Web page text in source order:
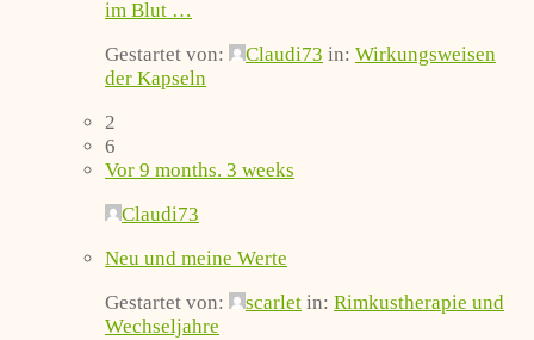
im Blut …
Gestartet von:
Claudi73 in: Wirkungsweisen
der Kapseln
2
6
Vor 9 months. 3 weeks
Claudi73
Neu und meine Werte
Gestartet von:
scarlet in: Rimkustherapie und
Wechseljahre